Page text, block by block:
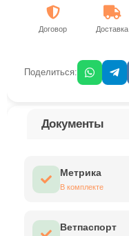
Договор Доставка
Поделиться:
Документы
Метрика
В комплекте
Ветпаспорт